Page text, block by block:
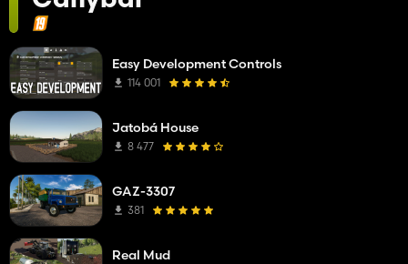
Easy Development Controls
114 001
Jatobá House
8 477
GAZ-3307
381
Real Mud